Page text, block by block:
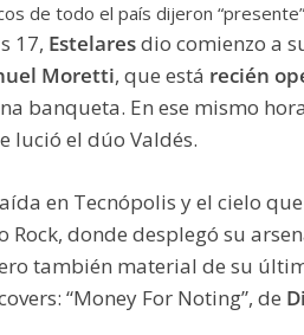
de todo el país dijeron
17, Estelaresdio comienzo a
Moretti, que está recién
banqueta. En ese mismo
lució el dúo Valdés.
en Tecnópolis y el cielo
Rock, donde desplegó su
también material de su
“Money For Noting”, de